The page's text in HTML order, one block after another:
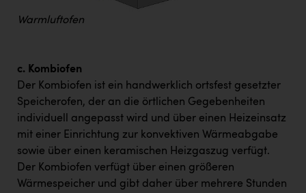
Warmluftofen
c. Kombiofen
Der Kombiofen ist ein handwerklich ortsfest gesetzter
Speicherofen, der an die örtlichen Gegebenheiten
individuell angepasst wird und über einen Heizeinsatz
mit einer Einrichtung zur konvektiven Wärmeabgabe
sowie über einen keramischen Heizgaszug verfügt.
Der Kombiofen verfügt über einen größeren
Wärmespeicher und gibt daher über mehrere Stunden